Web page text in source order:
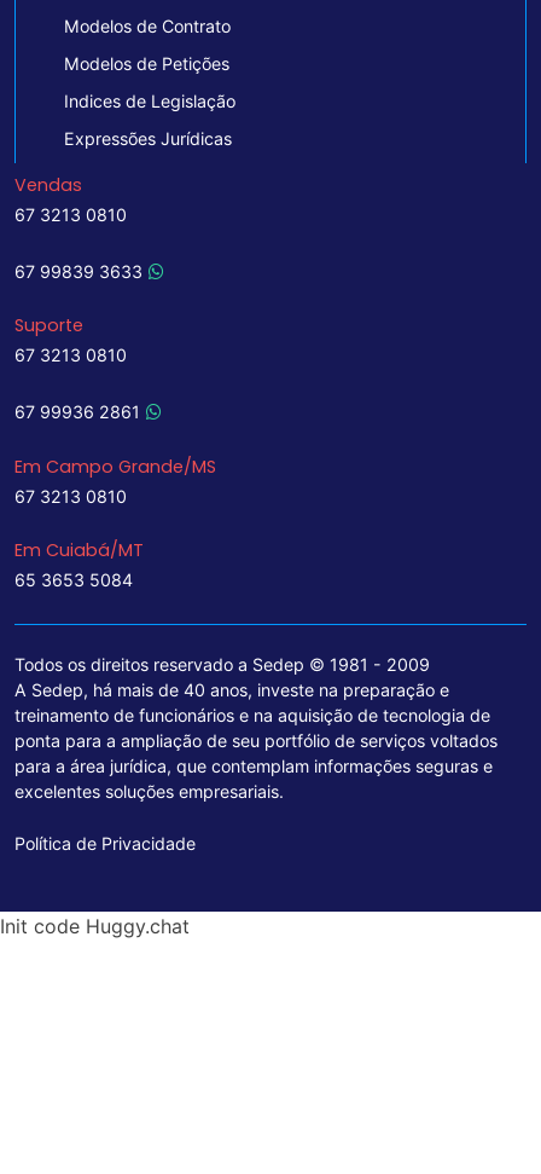
Modelos de Contrato
Modelos de Petições
Indices de Legislação
Expressões Jurídicas
Vendas
67 3213 0810
67 99839 3633
Suporte
67 3213 0810
67 99936 2861
Em Campo Grande/MS
67 3213 0810
Em Cuiabá/MT
65 3653 5084
Todos os direitos reservado a Sedep © 1981 - 2009
A Sedep, há mais de 40 anos, investe na preparação e
treinamento de funcionários e na aquisição de tecnologia de
ponta para a ampliação de seu portfólio de serviços voltados
para a área jurídica, que contemplam informações seguras e
excelentes soluções empresariais.
Política de Privacidade
Init code Huggy.chat